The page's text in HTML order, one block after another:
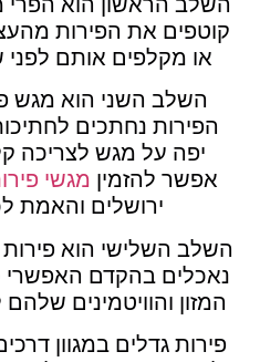
קוטפים את הפירות
או מקלפים אותם לפני
השלב השני הוא מגש
הפירות נחתכים
יפה על מגש לצריכה
אפשר להזמיןמגשי
ירושלים והאמת
השלב השלישי הוא פירות
נאכלים בהקדם האפשרי
המזון והוויטמינים
פירות גדלים במגוון